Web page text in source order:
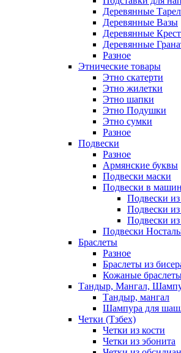
Деревянные
Деревянные Вазы
Деревянные
Деревянные
Разное
Этнические товары
Этно скатерти
Этно жилетки
Этно шапки
Этно Подушки
Этно сумки
Разное
Подвески
Разное
Армянские буквы
Подвески маски
Подвески в
Подвески из
Подвески из
Подвески из
Подвески
Браслеты
Разное
Браслеты из
Кожаные
Тандыр, Мангал,
Тандыр, мангал
Шампура для
Четки (Тзбех)
Четки из кости
Четки из эбонита